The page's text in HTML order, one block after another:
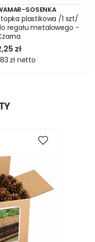
SOSENKA
plastikowa /1 szt/
regału metalowego -
zł
zł netto